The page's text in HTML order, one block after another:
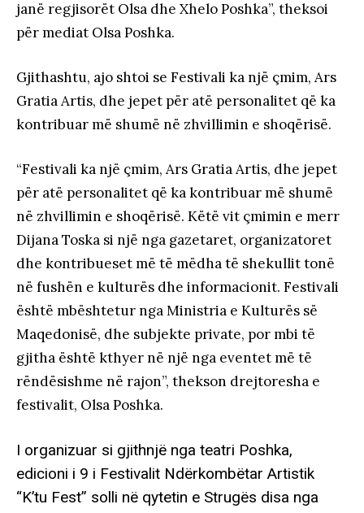
janë regjisorët Olsa dhe Xhelo Poshka”, theksoi
për mediat Olsa Poshka.
Gjithashtu, ajo shtoi se Festivali ka një çmim, Ars
Gratia Artis, dhe jepet për atë personalitet që ka
kontribuar më shumë në zhvillimin e shoqërisë.
“Festivali ka një çmim, Ars Gratia Artis, dhe jepet
për atë personalitet që ka kontribuar më shumë
në zhvillimin e shoqërisë. Këtë vit çmimin e merr
Dijana Toska si një nga gazetaret, organizatoret
dhe kontribueset më të mëdha të shekullit tonë
në fushën e kulturës dhe informacionit. Festivali
është mbështetur nga Ministria e Kulturës së
Maqedonisë, dhe subjekte private, por mbi të
gjitha është kthyer në një nga eventet më të
rëndësishme në rajon”, thekson drejtoresha e
festivalit, Olsa Poshka.
I organizuar si gjithnjë nga teatri Poshka,
edicioni i 9 i Festivalit Ndërkombëtar Artistik
“K’tu Fest” solli në qytetin e Strugës disa nga